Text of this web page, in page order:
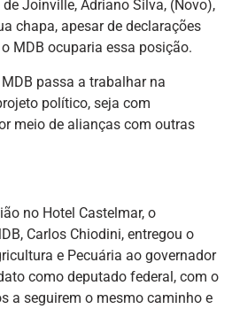
Joinville, Adriano Silva, (Novo),
chapa, apesar de declarações
MDB ocuparia essa posição.
passa a trabalhar na
político, seja com
meio de alianças com outras
no Hotel Castelmar, o
Carlos Chiodini, entregou o
e Pecuária ao governador
como deputado federal, com o
a seguirem o mesmo caminho e